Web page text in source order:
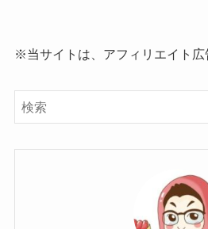
※当サイトは、アフィリエイト広